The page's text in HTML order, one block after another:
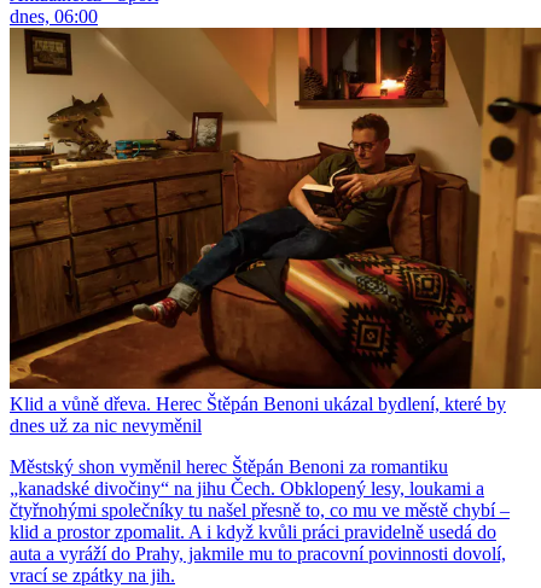
dnes, 06:00
Klid a vůně dřeva. Herec Štěpán Benoni ukázal bydlení, které by
dnes už za nic nevyměnil
Městský shon vyměnil herec Štěpán Benoni za romantiku
„kanadské divočiny“ na jihu Čech. Obklopený lesy, loukami a
čtyřnohými společníky tu našel přesně to, co mu ve městě chybí –
klid a prostor zpomalit. A i když kvůli práci pravidelně usedá do
auta a vyráží do Prahy, jakmile mu to pracovní povinnosti dovolí,
vrací se zpátky na jih.